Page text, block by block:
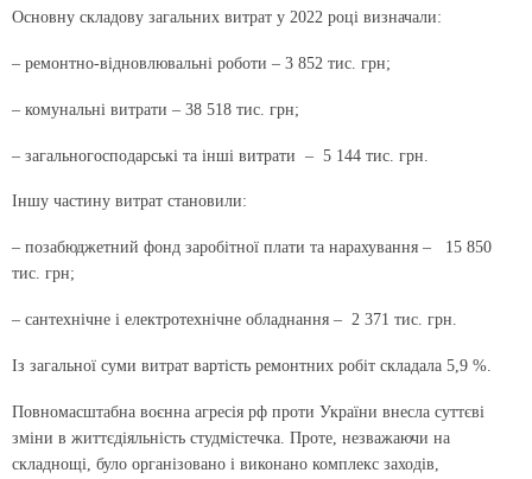
Основну складову загальних витрат у 2022 році визначали:
– ремонтно-відновлювальні роботи – 3 852 тис. грн;
– комунальні витрати – 38 518 тис. грн;
– загальногосподарські та інші витрати – 5 144 тис. грн.
Іншу частину витрат становили:
– позабюджетний фонд заробітної плати та нарахування – 15 850
тис. грн;
– сантехнічне і електротехнічне обладнання – 2 371 тис. грн.
Із загальної суми витрат вартість ремонтних робіт складала 5,9 %.
Повномасштабна воєнна агресія рф проти України внесла суттєві
зміни в життєдіяльність студмістечка. Проте, незважаючи на
складнощі, було організовано і виконано комплекс заходів,